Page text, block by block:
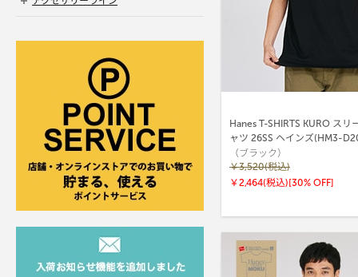
Hanes T-SHIRTS KURO スリ
ャツ 26SS ヘインズ(HM3-
（ブラック）
￥3,520(税込)
￥2,464(税込)[30% OFF]